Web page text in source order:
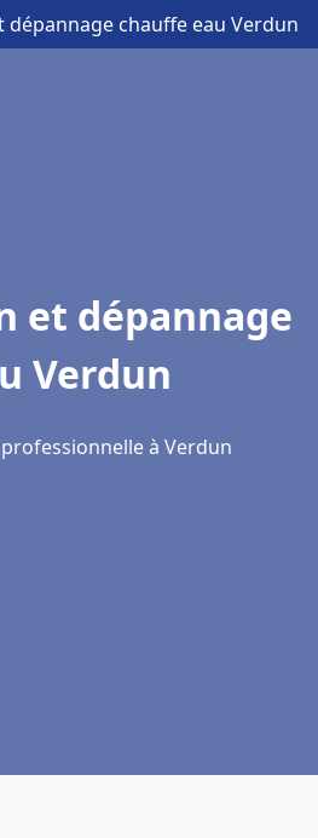
dépannage chauffe eau Verdun
et dépannage
Verdun
à Verdun